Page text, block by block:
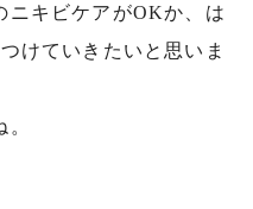
ニキビケアがOKか、は
けていきたいと思いま